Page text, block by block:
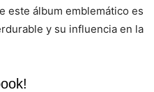
este álbum emblemático es
y su influencia en la